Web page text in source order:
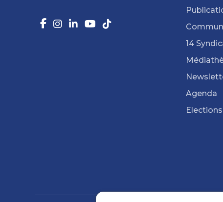
14
Agenda